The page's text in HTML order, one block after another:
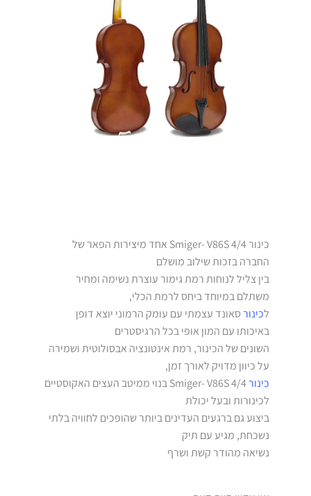
כינור 4/4 Smiger- V86S אחד מיצירות הפאר של
החברה בזכות שילוב מושלם
בין צליל לנוחות רמת גימור עוצרת נשימה ומחיר
משתלם במיוחד ביחס לרמת הכלי,
לכינורסאונד עצמתי עם עומק הרמוני יוצא דופן
באיכותו עם המון אופי בכל הרגיסטרים
השונים של הכינור, רמת אינטונציה אבסולוטית ושמירה
על כיוון מדויק לאורך זמן,
כינור
4/4 Smiger- V86S בנוי ממיטב העצים האקוסטיים
לכינורות ובעל יכולת
ביצוע גם ברגעים העדינים ביותר שהופכים לחוויה בלתי
נשכחת, מגיע עם תיק
נשיאה מהודר קשת ושרף